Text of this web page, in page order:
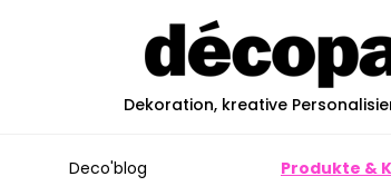
Dekoration, kreative
Deco'blog Produkte &